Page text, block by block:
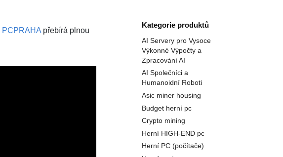
PCPRAHA přebírá plnou
Kategorie produktů
AI Servery pro Vysoce
Výkonné Výpočty a
Zpracování AI
AI Společníci a
Humanoidní Roboti
Asic miner housing
Budget herní pc
Crypto mining
Herní HIGH-END pc
Herní PC (počítače)